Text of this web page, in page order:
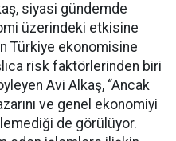
siyasi gündemde
üzerindeki etkisine
Türkiye ekonomisine
risk faktörlerinden biri
Avi Alkaş, “Ancak
ve genel ekonomiyi
de görülüyor.